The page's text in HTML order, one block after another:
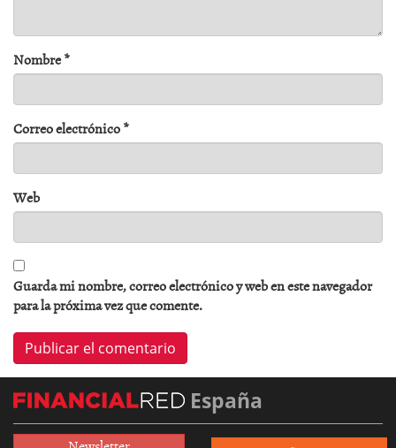
Nombre*
Correo electrónico*
Web
Guarda mi nombre, correo electrónico y web en este navegador
para la próxima vez que comente.
España